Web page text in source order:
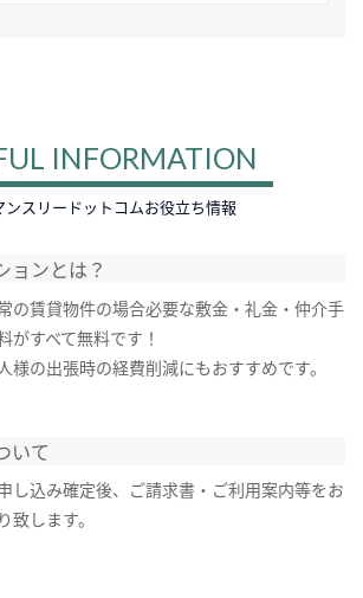
INFORMATION
ンスリードットコムお役立ち情報
ョンとは？
の賃貸物件の場合必要な敷金・礼金・仲介手
がすべて無料です！
様の出張時の経費削減にもおすすめです。
いて
し込み確定後、ご請求書・ご利用案内等をお
致します。